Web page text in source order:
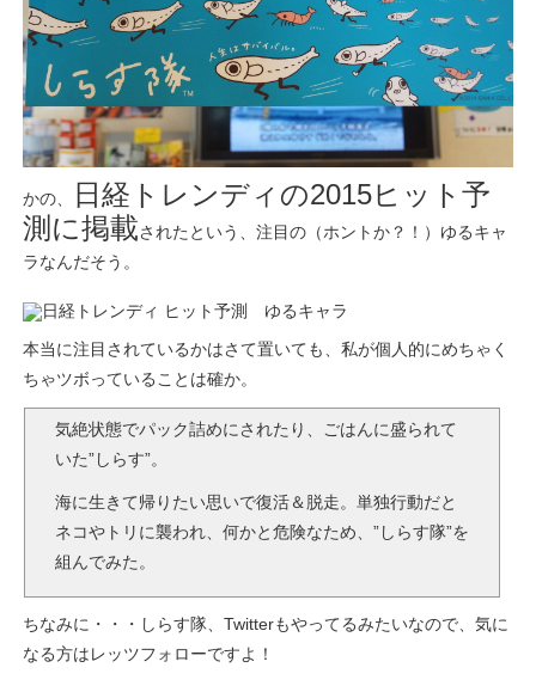
かの、
日経トレンディの2015ヒット予
測に掲載されたという、注目の（ホントか？！）ゆるキャ
ラなんだそう。
本当に注目されているかはさて置いても、私が個人的にめちゃく
ちゃツボっていることは確か。
気絶状態でパック詰めにされたり、ごはんに盛られて
いた”しらす”。
海に生きて帰りたい思いで復活＆脱走。単独行動だと
ネコやトリに襲われ、何かと危険なため、”しらす隊”を
組んでみた。
ちなみに・・・しらす隊、Twitterもやってるみたいなので、気に
なる方はレッツフォローですよ！